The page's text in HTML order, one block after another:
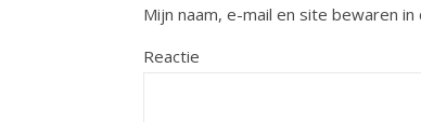
Mijn naam, e-mail en site bewaren
Reactie